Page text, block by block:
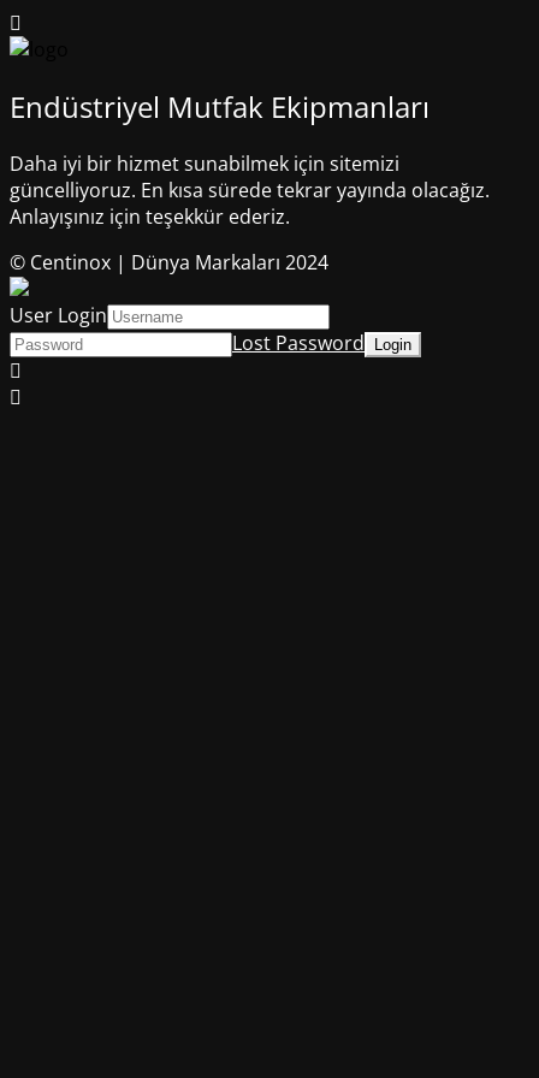
Endüstriyel Mutfak Ekipmanları
Daha iyi bir hizmet sunabilmek için sitemizi
güncelliyoruz. En kısa sürede tekrar yayında olacağız.
Anlayışınız için teşekkür ederiz.
© Centinox | Dünya Markaları 2024
User Login
Lost Password